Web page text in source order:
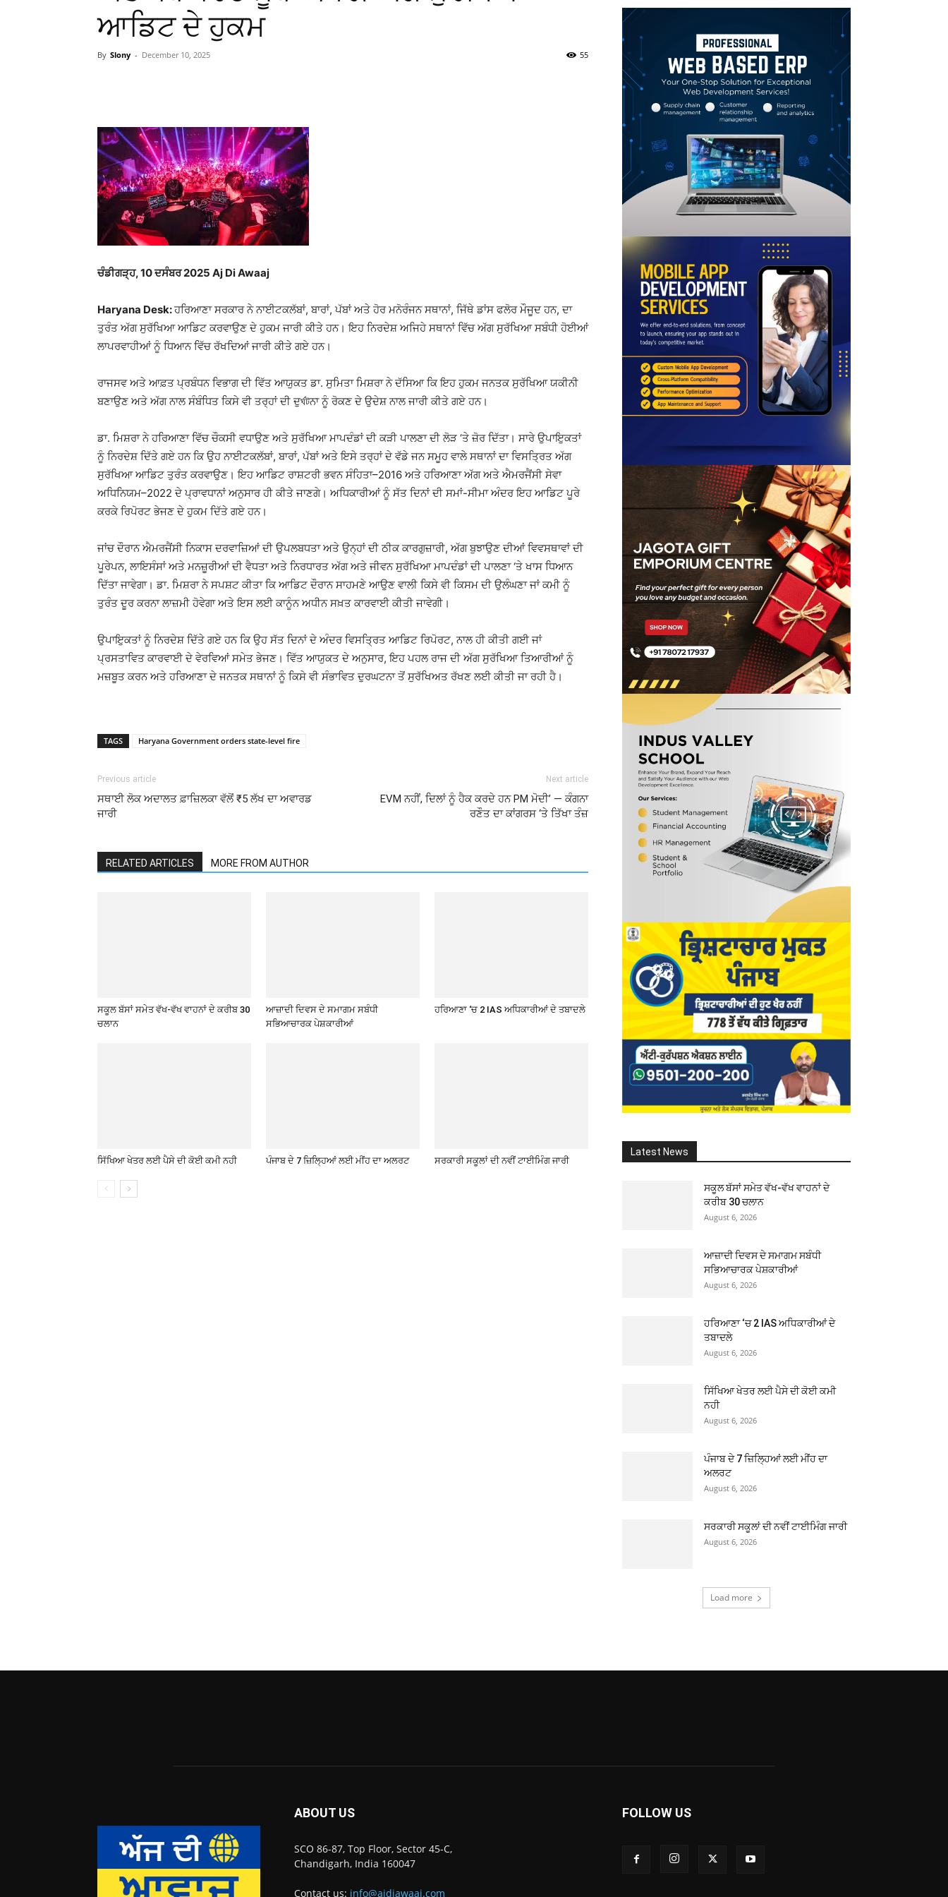
ਆਡਿਟ ਦੇ ਹੁਕਮ
By Slony - December 10, 2025 55
Linkedin Email
ਚੰਡੀਗੜ੍ਹ, 10 ਦਸੰਬਰ 2025 Aj Di Awaaj
Haryana Desk:ਹਰਿਆਣਾ ਸਰਕਾਰ ਨੇ ਨਾਈਟਕਲੱਬਾਂ, ਬਾਰਾਂ, ਪੱਬਾਂ ਅਤੇ ਹੋਰ ਮਨੋਰੰਜਨ ਸਥਾਨਾਂ, ਜਿੱਥੇ ਡਾਂਸ ਫਲੋਰ ਮੌਜੂਦ ਹਨ, ਦਾ
ਤੁਰੰਤ ਅੱਗ ਸੁਰੱਖਿਆ ਆਡਿਟ ਕਰਵਾਉਣ ਦੇ ਹੁਕਮ ਜਾਰੀ ਕੀਤੇ ਹਨ। ਇਹ ਨਿਰਦੇਸ਼ ਅਜਿਹੇ ਸਥਾਨਾਂ ਵਿੱਚ ਅੱਗ ਸੁਰੱਖਿਆ ਸਬੰਧੀ ਹੋਈਆਂ
ਲਾਪਰਵਾਹੀਆਂ ਨੂੰ ਧਿਆਨ ਵਿੱਚ ਰੱਖਦਿਆਂ ਜਾਰੀ ਕੀਤੇ ਗਏ ਹਨ।
ਰਾਜਸਵ ਅਤੇ ਆਫ਼ਤ ਪ੍ਰਬੰਧਨ ਵਿਭਾਗ ਦੀ ਵਿੱਤ ਆਯੁਕਤ ਡਾ. ਸੁਮਿਤਾ ਮਿਸ਼ਰਾ ਨੇ ਦੱਸਿਆ ਕਿ ਇਹ ਹੁਕਮ ਜਨਤਕ ਸੁਰੱਖਿਆ ਯਕੀਨੀ
ਬਣਾਉਣ ਅਤੇ ਅੱਗ ਨਾਲ ਸੰਬੰਧਿਤ ਕਿਸੇ ਵੀ ਤਰ੍ਹਾਂ ਦੀ ਦੁৰ্ঘটਨਾ ਨੂੰ ਰੋਕਣ ਦੇ ਉਦੇਸ਼ ਨਾਲ ਜਾਰੀ ਕੀਤੇ ਗਏ ਹਨ।
ਡਾ. ਮਿਸ਼ਰਾ ਨੇ ਹਰਿਆਣਾ ਵਿੱਚ ਚੌਕਸੀ ਵਧਾਉਣ ਅਤੇ ਸੁਰੱਖਿਆ ਮਾਪਦੰਡਾਂ ਦੀ ਕੜੀ ਪਾਲਣਾ ਦੀ ਲੋੜ ‘ਤੇ ਜ਼ੋਰ ਦਿੱਤਾ। ਸਾਰੇ ਉਪਾਇੁਕਤਾਂ
ਨੂੰ ਨਿਰਦੇਸ਼ ਦਿੱਤੇ ਗਏ ਹਨ ਕਿ ਉਹ ਨਾਈਟਕਲੱਬਾਂ, ਬਾਰਾਂ, ਪੱਬਾਂ ਅਤੇ ਇਸੇ ਤਰ੍ਹਾਂ ਦੇ ਵੱਡੇ ਜਨ ਸਮੂਹ ਵਾਲੇ ਸਥਾਨਾਂ ਦਾ ਵਿਸਤ੍ਰਿਤ ਅੱਗ
ਸੁਰੱਖਿਆ ਆਡਿਟ ਤੁਰੰਤ ਕਰਵਾਉਣ। ਇਹ ਆਡਿਟ ਰਾਸ਼ਟਰੀ ਭਵਨ ਸੰਹਿਤਾ–2016 ਅਤੇ ਹਰਿਆਣਾ ਅੱਗ ਅਤੇ ਐਮਰਜੈਂਸੀ ਸੇਵਾ
ਅਧਿਨਿਯਮ–2022 ਦੇ ਪ੍ਰਾਵਧਾਨਾਂ ਅਨੁਸਾਰ ਹੀ ਕੀਤੇ ਜਾਣਗੇ। ਅਧਿਕਾਰੀਆਂ ਨੂੰ ਸੱਤ ਦਿਨਾਂ ਦੀ ਸਮਾਂ-ਸੀਮਾ ਅੰਦਰ ਇਹ ਆਡਿਟ ਪੂਰੇ
ਕਰਕੇ ਰਿਪੋਰਟ ਭੇਜਣ ਦੇ ਹੁਕਮ ਦਿੱਤੇ ਗਏ ਹਨ।
ਜਾਂਚ ਦੌਰਾਨ ਐਮਰਜੈਂਸੀ ਨਿਕਾਸ ਦਰਵਾਜ਼ਿਆਂ ਦੀ ਉਪਲਬਧਤਾ ਅਤੇ ਉਨ੍ਹਾਂ ਦੀ ਠੀਕ ਕਾਰਗੁਜ਼ਾਰੀ, ਅੱਗ ਬੁਝਾਉਣ ਦੀਆਂ ਵਿਵਸਥਾਵਾਂ ਦੀ
ਪੂਰੇਪਨ, ਲਾਇਸੰਸਾਂ ਅਤੇ ਮਨਜ਼ੂਰੀਆਂ ਦੀ ਵੈਧਤਾ ਅਤੇ ਨਿਰਧਾਰਤ ਅੱਗ ਅਤੇ ਜੀਵਨ ਸੁਰੱਖਿਆ ਮਾਪਦੰਡਾਂ ਦੀ ਪਾਲਣਾ ‘ਤੇ ਖਾਸ ਧਿਆਨ
ਦਿੱਤਾ ਜਾਵੇਗਾ। ਡਾ. ਮਿਸ਼ਰਾ ਨੇ ਸਪਸ਼ਟ ਕੀਤਾ ਕਿ ਆਡਿਟ ਦੌਰਾਨ ਸਾਹਮਣੇ ਆਉਣ ਵਾਲੀ ਕਿਸੇ ਵੀ ਕਿਸਮ ਦੀ ਉਲੰਘਣਾ ਜਾਂ ਕਮੀ ਨੂੰ
ਤੁਰੰਤ ਦੂਰ ਕਰਨਾ ਲਾਜ਼ਮੀ ਹੋਵੇਗਾ ਅਤੇ ਇਸ ਲਈ ਕਾਨੂੰਨ ਅਧੀਨ ਸਖ਼ਤ ਕਾਰਵਾਈ ਕੀਤੀ ਜਾਵੇਗੀ।
ਉਪਾਇੁਕਤਾਂ ਨੂੰ ਨਿਰਦੇਸ਼ ਦਿੱਤੇ ਗਏ ਹਨ ਕਿ ਉਹ ਸੱਤ ਦਿਨਾਂ ਦੇ ਅੰਦਰ ਵਿਸਤ੍ਰਿਤ ਆਡਿਟ ਰਿਪੋਰਟ, ਨਾਲ ਹੀ ਕੀਤੀ ਗਈ ਜਾਂ
ਪ੍ਰਸਤਾਵਿਤ ਕਾਰਵਾਈ ਦੇ ਵੇਰਵਿਆਂ ਸਮੇਤ ਭੇਜਣ। ਵਿੱਤ ਆਯੁਕਤ ਦੇ ਅਨੁਸਾਰ, ਇਹ ਪਹਲ ਰਾਜ ਦੀ ਅੱਗ ਸੁਰੱਖਿਆ ਤਿਆਰੀਆਂ ਨੂੰ
ਮਜ਼ਬੂਤ ਕਰਨ ਅਤੇ ਹਰਿਆਣਾ ਦੇ ਜਨਤਕ ਸਥਾਨਾਂ ਨੂੰ ਕਿਸੇ ਵੀ ਸੰਭਾਵਿਤ ਦੁਰਘਟਨਾ ਤੋਂ ਸੁਰੱਖਿਅਤ ਰੱਖਣ ਲਈ ਕੀਤੀ ਜਾ ਰਹੀ ਹੈ।
TAGS Haryana Government orders state-level fire
Previous article
ਸਥਾਈ ਲੋਕ ਅਦਾਲਤ ਫ਼ਾਜ਼ਿਲਕਾ ਵੱਲੋਂ ₹5 ਲੱਖ ਦਾ ਅਵਾਰਡ
ਜਾਰੀ
Next article
EVM ਨਹੀਂ, ਦਿਲਾਂ ਨੂੰ ਹੈਕ ਕਰਦੇ ਹਨ PM ਮੋਦੀ’ — ਕੰਗਨਾ
ਰਣੌਤ ਦਾ ਕਾਂਗਰਸ ‘ਤੇ ਤਿੱਖਾ ਤੰਜ਼
RELATED ARTICLES MORE FROM AUTHOR
ਸਕੂਲ ਬੱਸਾਂ ਸਮੇਤ ਵੱਖ-ਵੱਖ ਵਾਹਨਾਂ ਦੇ ਕਰੀਬ 30
ਚਲਾਨ
ਆਜ਼ਾਦੀ ਦਿਵਸ ਦੇ ਸਮਾਗਮ ਸਬੰਧੀ
ਸਭਿਆਚਾਰਕ ਪੇਸ਼ਕਾਰੀਆਂ
ਹਰਿਆਣਾ ‘ਚ 2 IAS ਅਧਿਕਾਰੀਆਂ ਦੇ ਤਬਾਦਲੇ
ਸਿੱਖਿਆ ਖੇਤਰ ਲਈ ਪੈਸੇ ਦੀ ਕੋਈ ਕਮੀ ਨਹੀ ਪੰਜਾਬ ਦੇ 7 ਜ਼ਿਲ੍ਹਿਆਂ ਲਈ ਮੀਂਹ ਦਾ ਅਲਰਟ ਸਰਕਾਰੀ ਸਕੂਲਾਂ ਦੀ ਨਵੀਂ ਟਾਈਮਿੰਗ ਜਾਰੀ
Latest News
ਸਕੂਲ ਬੱਸਾਂ ਸਮੇਤ ਵੱਖ-ਵੱਖ ਵਾਹਨਾਂ ਦੇ
ਕਰੀਬ 30 ਚਲਾਨ
August 6, 2026
ਆਜ਼ਾਦੀ ਦਿਵਸ ਦੇ ਸਮਾਗਮ ਸਬੰਧੀ
ਸਭਿਆਚਾਰਕ ਪੇਸ਼ਕਾਰੀਆਂ
August 6, 2026
ਹਰਿਆਣਾ ‘ਚ 2 IAS ਅਧਿਕਾਰੀਆਂ ਦੇ
ਤਬਾਦਲੇ
August 6, 2026
ਸਿੱਖਿਆ ਖੇਤਰ ਲਈ ਪੈਸੇ ਦੀ ਕੋਈ ਕਮੀ
ਨਹੀ
August 6, 2026
ਪੰਜਾਬ ਦੇ 7 ਜ਼ਿਲ੍ਹਿਆਂ ਲਈ ਮੀਂਹ ਦਾ
ਅਲਰਟ
August 6, 2026
ਸਰਕਾਰੀ ਸਕੂਲਾਂ ਦੀ ਨਵੀਂ ਟਾਈਮਿੰਗ ਜਾਰੀ
August 6, 2026
Load more
ABOUT US
SCO 86-87, Top Floor, Sector 45-C,
Chandigarh, India 160047
Contact us: info@ajdiawaaj.com
FOLLOW US